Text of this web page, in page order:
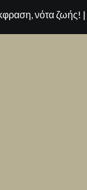
νότα ζωής! |